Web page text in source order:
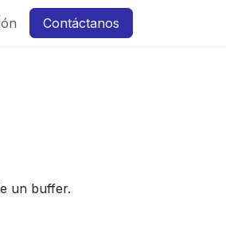
Contáctanos
un buffer.